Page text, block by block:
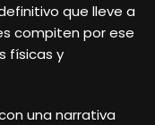
que lleve a
compiten por ese
físicas y
una narrativa